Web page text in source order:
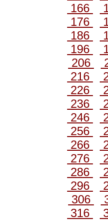
166
176
186
196
206
216
226
236
246
256
266
276
286
296
306
316